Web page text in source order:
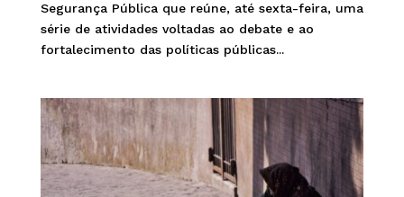
Segurança Pública que reúne, até sexta-feira, uma
série de atividades voltadas ao debate e ao
fortalecimento das políticas públicas...